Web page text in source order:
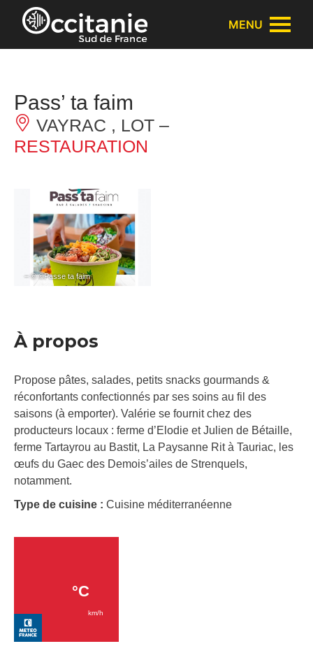
Panneau de gestion des cookies
MENU
Pass’ ta faim
VAYRAC , LOT –
RESTAURATION
– © ©Passe ta faim
À propos
Propose pâtes, salades, petits snacks gourmands &
réconfortants confectionnés par ses soins au fil des
saisons (à emporter). Valérie se fournit chez des
producteurs locaux : ferme d’Elodie et Julien de Bétaille,
ferme Tartayrou au Bastit, La Paysanne Rit à Tauriac, les
œufs du Gaec des Demois’ailes de Strenquels,
notamment.
Type de cuisine : Cuisine méditerranéenne